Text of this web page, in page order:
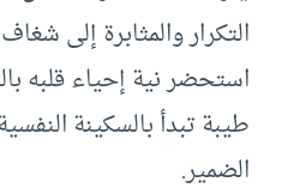
التكرار والمثابرة إلى
استحضر نية إحياء قلبه
طيبة تبدأ بالسكينة
الضمير.